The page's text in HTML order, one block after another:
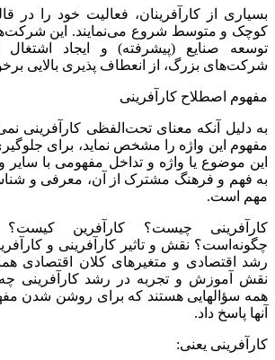
بسیاری از کارآفرینان، فعالیت خود را در
کوچک و متوسط شروع می‌نمایند. این
توسعه صنایع (پیشرفته) و ایجاد
شرکت‌های بزرگ، از انعطاف پذیری بالایی
مفهوم‌ اصطلاح کارآفرینی
به‌ دلیل‌ آنکه ‌معنای‌ تحت‌الفظی‌ کارآفرینی‌
مفهوم‌ این‌ واژه‌ را مشخص‌ نماید، برای‌
این‌ موضوع‌ یا واژه‌ و تداخل مفهومی با سایر
به‌ فهم‌ و فرهنگ‌ مشترک‌ از آن‌، معرفی‌ و
مهم‌ است.
کارآفرینی‌ چیست‌؟ کارآفرین‌ کیست‌؟
چگونه‌است‌؟ نقش‌ و تاثیر کارآفرینی‌ و
رشد اقتصادی‌ و متغیرهای‌ کلان‌ اقتصادی‌
نقش‌ آموزش‌ و تجربه‌ در رشد کارآفرینی‌ چه‌
همه سؤالهایی‌ هستند که‌ برای روشن شدن
آنها پاسخ داد.
کارآفرینی یعنی: